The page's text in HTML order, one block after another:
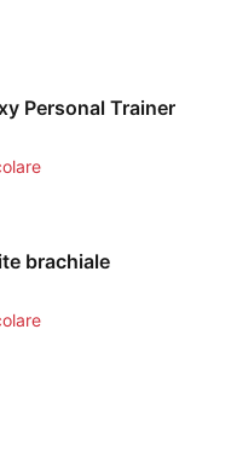
Personal Trainer
brachiale